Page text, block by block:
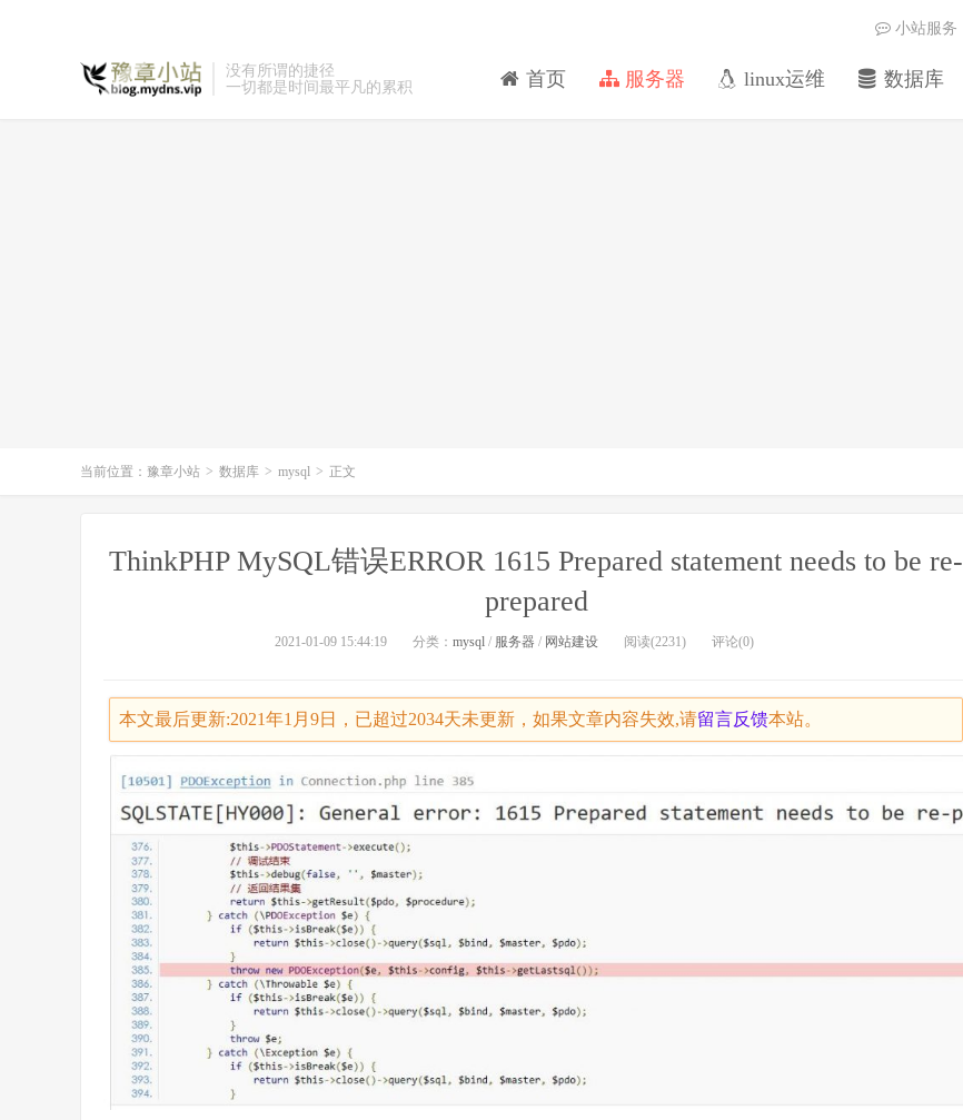
没有所谓的捷径
一切都是时间最平凡的累积
首页 服务器 linux运维 数据库
小站服务
当前位置： 豫章小站 > 数据库 > mysql > 正文
ThinkPHP MySQL错误ERROR 1615 Prepared statement needs to be re-
prepared
2021-01-09 15:44:19 分类： mysql/ 服务器 / 网站建设 阅读(2231) 评论(0)
本文最后更新:2021年1月9日，已超过2034天未更新，如果文章内容失效,请留言反馈本站。